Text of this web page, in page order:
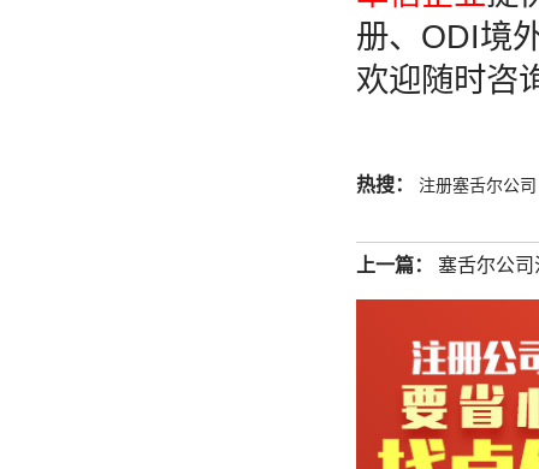
册、ODI境
欢迎随时咨
热搜： 注册塞舌尔公司
上一篇： 塞舌尔公